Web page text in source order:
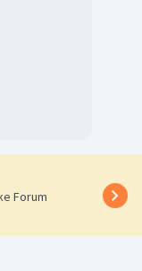
Forum